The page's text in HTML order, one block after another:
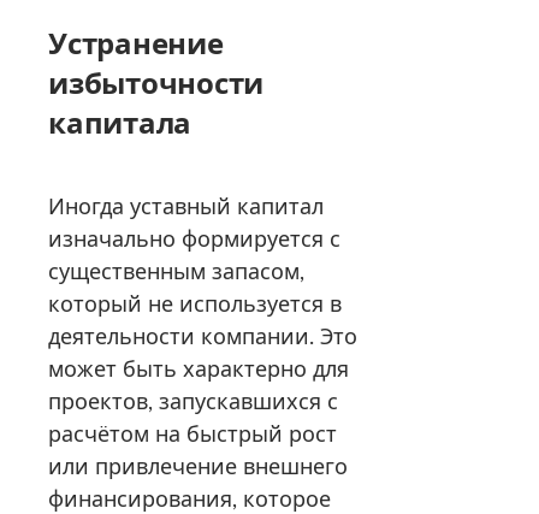
Устранение
избыточности
капитала
Иногда уставный капитал
изначально формируется с
существенным запасом,
который не используется в
деятельности компании. Это
может быть характерно для
проектов, запускавшихся с
расчётом на быстрый рост
или привлечение внешнего
финансирования, которое